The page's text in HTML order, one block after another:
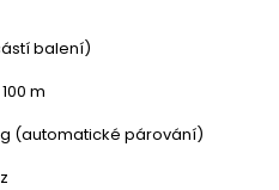
balení)
m
(automatické párování)